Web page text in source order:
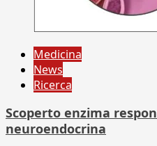
Medicina
News
Ricerca
Scoperto enzima
neuroendocrina